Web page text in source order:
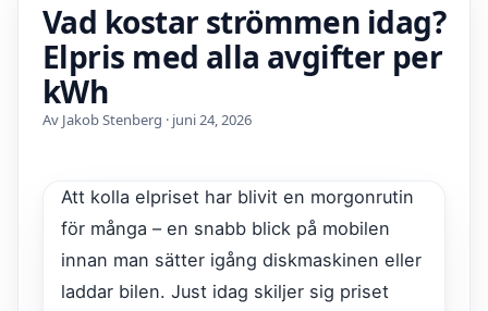
Vad kostar strömmen idag?
Elpris med alla avgifter per
kWh
Av Jakob Stenberg · juni 24, 2026
Att kolla elpriset har blivit en morgonrutin
för många – en snabb blick på mobilen
innan man sätter igång diskmaskinen eller
laddar bilen. Just idag skiljer sig priset